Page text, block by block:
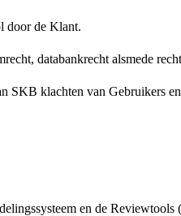
door de Klant.
databankrecht alsmede
SKB klachten van Gebruikers
en de Reviewtools